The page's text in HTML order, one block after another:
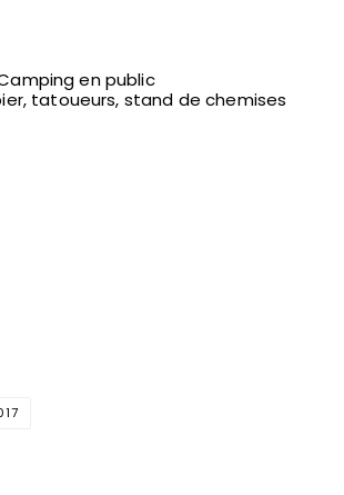
en public
tatoueurs, stand de chemises